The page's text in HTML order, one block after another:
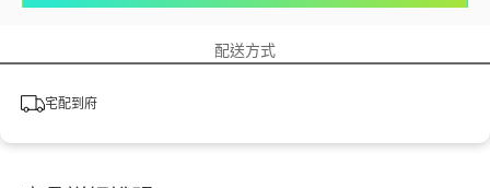
配送方式
宅配到府